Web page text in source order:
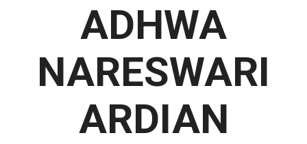
ADHWA
NARESWARI
ARDIAN